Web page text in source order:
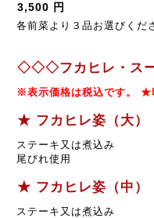
3,500 円
各前菜より３品お選びくだ
◇◇◇フカヒレ・ス
※表示価格は税込です。 ★
★ フカヒレ姿（大）
ステーキ又は煮込み
尾びれ使用
★ フカヒレ姿（中）
ステーキ又は煮込み